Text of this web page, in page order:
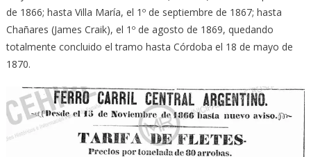
de 1866; hasta Villa María, el 1º de septiembre de 1867; hasta
Chañares (James Craik), el 1º de agosto de 1869, quedando
totalmente concluido el tramo hasta Córdoba el 18 de mayo de
1870.